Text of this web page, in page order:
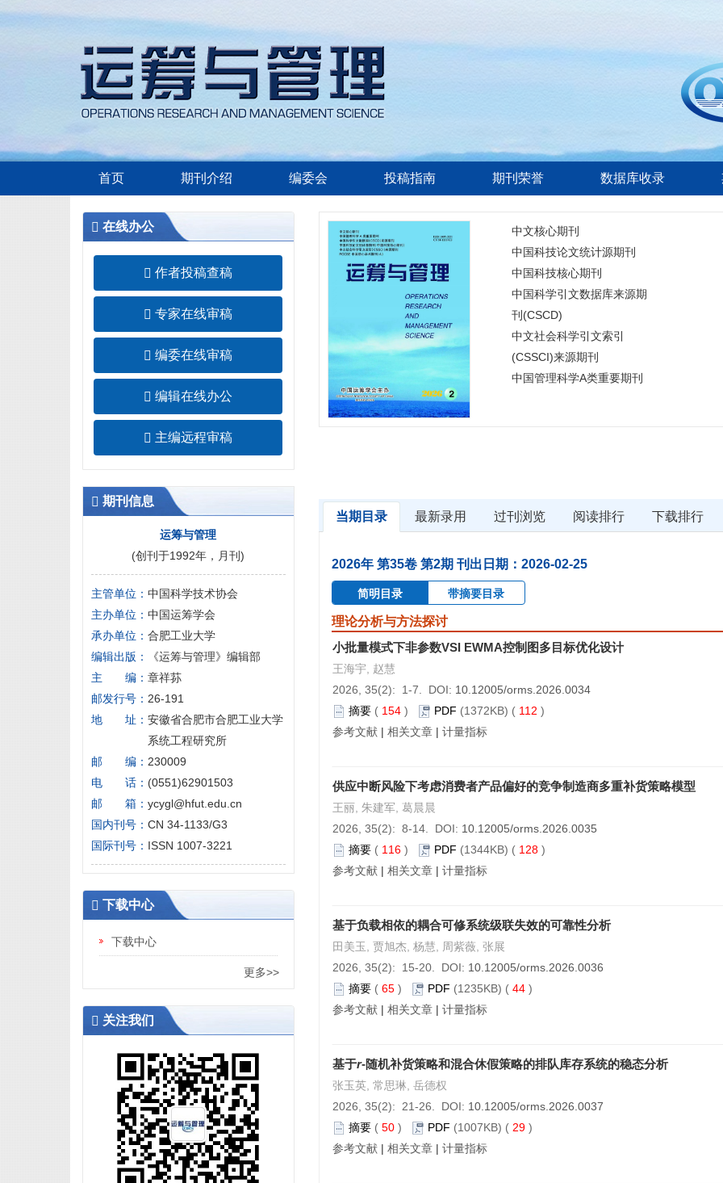
首页 期刊介绍 编委会 投稿指南 期刊荣誉 数据库收录
在线办公
作者投稿查稿
专家在线审稿
编委在线审稿
编辑在线办公
主编远程审稿
期刊信息
运筹与管理
(创刊于1992年，月刊)
主管单位： 中国科学技术协会
主办单位： 中国运筹学会
承办单位： 合肥工业大学
编辑出版：
《运筹与管理》编辑部
主 编： 章祥荪
邮发行号： 26-191
地 址： 安徽省合肥市合肥工业大学
系统工程研究所
邮 编： 230009
电 话： (0551)62901503
邮 箱： ycygl@hfut.edu.cn
国内刊号： CN 34-1133/G3
国际刊号： ISSN 1007-3221
下载中心
下载中心
更多>>
关注我们
中文核心期刊
中国科技论文统计源期刊
中国科技核心期刊
中国科学引文数据库来源期
刊(CSCD)
中文社会科学引文索引
(CSSCI)来源期刊
中国管理科学A类重要期刊
当期目录 最新录用 过刊浏览 阅读排行 下载排行
2026年 第35卷 第2期 刊出日期：2026-02-25
简明目录 带摘要目录
理论分析与方法探讨
小批量模式下非参数VSI EWMA控制图多目标优化设计
王海宇, 赵慧
2026, 35(2): 1-7. DOI: 10.12005/orms.2026.0034
摘要( 154 ) PDF (1372KB) ( 112 )
参考文献| 相关文章| 计量指标
供应中断风险下考虑消费者产品偏好的竞争制造商多重补货策略模型
王丽, 朱建军, 葛晨晨
2026, 35(2): 8-14. DOI: 10.12005/orms.2026.0035
摘要( 116 ) PDF (1344KB) ( 128 )
参考文献| 相关文章| 计量指标
基于负载相依的耦合可修系统级联失效的可靠性分析
田美玉, 贾旭杰, 杨慧, 周紫薇, 张展
2026, 35(2): 15-20. DOI: 10.12005/orms.2026.0036
摘要( 65 ) PDF (1235KB) ( 44 )
参考文献| 相关文章| 计量指标
基于r-随机补货策略和混合休假策略的排队库存系统的稳态分析
张玉英, 常思琳, 岳德权
2026, 35(2): 21-26. DOI: 10.12005/orms.2026.0037
摘要( 50 ) PDF (1007KB) ( 29 )
参考文献| 相关文章| 计量指标